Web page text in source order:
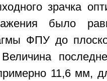
зрачка
было
ФПУ до
11,6 мм,